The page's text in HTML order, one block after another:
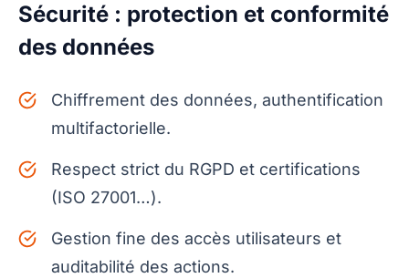
Sécurité : protection et conformité
des données
Chiffrement des données, authentification
multifactorielle.
Respect strict du RGPD et certifications
(ISO 27001…).
Gestion fine des accès utilisateurs et
auditabilité des actions.